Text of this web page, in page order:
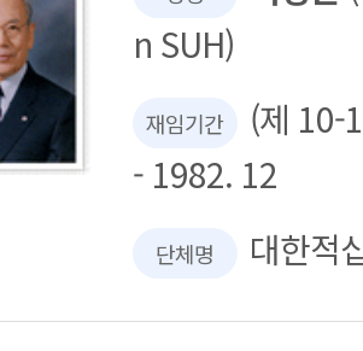
n SUH)
재임기간
(제 10-
- 1982. 12
단체명 대한적